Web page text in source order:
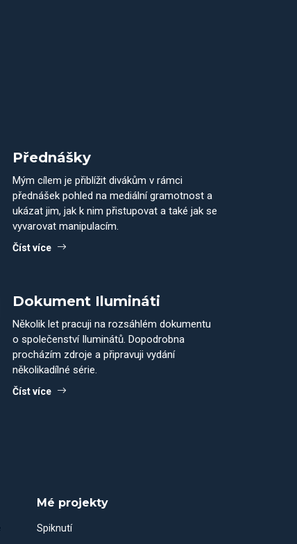
Přednášky
Mým cílem je přiblížit divákům v rámci
přednášek pohled na mediální gramotnost a
ukázat jim, jak k nim přistupovat a také jak se
vyvarovat manipulacím.
Číst více
Dokument Ilumináti
Několik let pracuji na rozsáhlém dokumentu
o společenství Iluminátů. Dopodrobna
procházím zdroje a připravuji vydání
několikadílné série.
Číst více
Mé projekty
Spiknutí